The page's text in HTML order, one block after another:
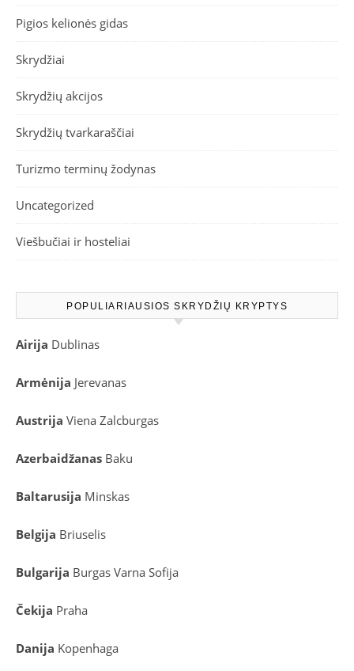
Pigios kelionės gidas
Skrydžiai
Skrydžių akcijos
Skrydžių tvarkaraščiai
Turizmo terminų žodynas
Uncategorized
Viešbučiai ir hosteliai
POPULIARIAUSIOS SKRYDŽIŲ KRYPTYS
Airija Dublinas
Armėnija Jerevanas
Austrija Viena Zalcburgas
Azerbaidžanas Baku
Baltarusija Minskas
Belgija Briuselis
Bulgarija Burgas Varna Sofija
Čekija Praha
Danija Kopenhaga